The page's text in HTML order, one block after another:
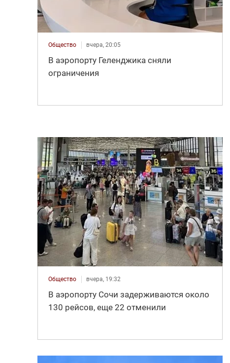
Общество вчера, 20:05
В аэропорту Геленджика сняли
ограничения
Общество вчера, 19:32
В аэропорту Сочи задерживаются около
130 рейсов, еще 22 отменили